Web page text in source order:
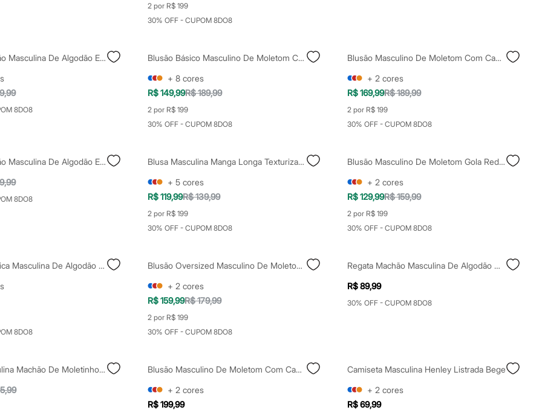
2 por R$ 199
30% OFF - CUPOM 8DO8
Regata Machão Masculina De Algodão Estampada Bege
8DO8
Blusão Básico Masculino De Moletom Com Capuz Marrom
+ 8 cores
R$ 149,99R$ 189,99
2 por R$ 199
30% OFF - CUPOM 8DO8
Blusão Masculino De Moletom Com Capuz Preto
+ 2 cores
R$ 169,99R$ 189,99
2 por R$ 199
30% OFF - CUPOM 8DO8
Regata Machão Masculina De Algodão Estampada Barco Cão Preta
8DO8
Blusa Masculina Manga Longa Texturizada Branca
+ 5 cores
R$ 119,99R$ 139,99
2 por R$ 199
30% OFF - CUPOM 8DO8
Blusão Masculino De Moletom Gola Redonda Estampado Marrom
+ 2 cores
R$ 129,99R$ 159,99
2 por R$ 199
30% OFF - CUPOM 8DO8
Camiseta Básica Masculina De Algodão Peruano Bold Gola V Branca
8DO8
Blusão Oversized Masculino De Moletom Com Capuz Preto
+ 2 cores
R$ 159,99R$ 179,99
2 por R$ 199
30% OFF - CUPOM 8DO8
Regata Machão Masculina De Algodão Oasis Preta
R$ 89,99
30% OFF - CUPOM 8DO8
Regata Masculina Machão De Moletinho Raglan Preta
Blusão Masculino De Moletom Com Capuz Marrom
+ 2 cores
R$ 199,99
Camiseta Masculina Henley Listrada Bege
+ 2 cores
R$ 69,99